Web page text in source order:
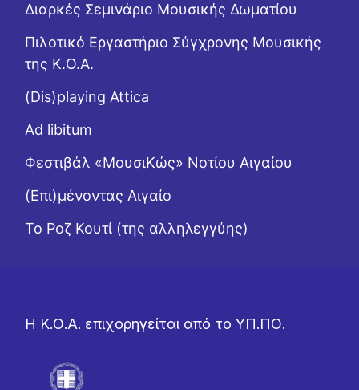
Διαρκές Σεμινάριο Μουσικής Δωματίου
Πιλοτικό Εργαστήριο Σύγχρονης Μουσικής
της Κ.Ο.Α.
(Dis)playing Attica
Ad libitum
Φεστιβάλ «ΜουσιΚώς» Νοτίου Αιγαίου
(Επι)μένοντας Αιγαίο
Το Ροζ Κουτί (της αλληλεγγύης)
Η Κ.Ο.Α. επιχορηγείται από το ΥΠ.ΠΟ.